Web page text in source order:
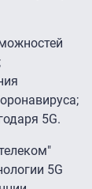
5G.
5G